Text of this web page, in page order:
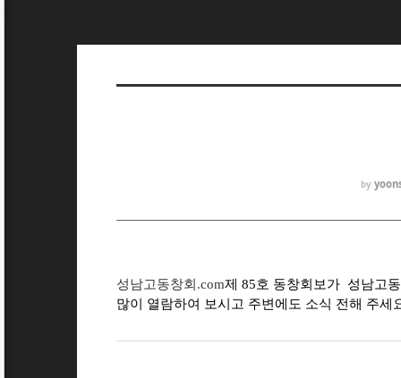
by
성남고동창회.com제 85호 동창회보가 성남고
많이 열람하여 보시고 주변에도 소식 전해 주세